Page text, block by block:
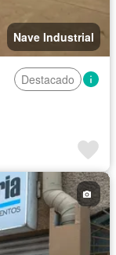
Nave Industrial
Destacado